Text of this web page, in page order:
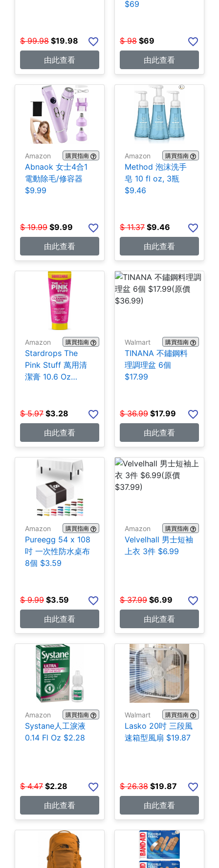
$ 99.98 $19.98
由此查看
$69
$ 98 $69
由此查看
Amazon 購買指南
Abnaok 女士4合1
電動除毛/修容器
$9.99
$ 19.99 $9.99
由此查看
Amazon 購買指南
Method 泡沫洗手
皂 10 fl oz, 3瓶
$9.46
$ 11.37 $9.46
由此查看
Amazon 購買指南
Stardrops The
Pink Stuff 萬用清
潔膏 10.6 Oz
$ 5.97 $3.28
由此查看
Walmart 購買指南
TINANA 不鏽鋼料
理調理盆 6個
$17.99
$ 36.99 $17.99
由此查看
Amazon 購買指南
Pureegg 54 x 108
吋 一次性防水桌布
8個 $3.59
$ 9.99 $3.59
由此查看
Amazon 購買指南
Velvelhall 男士短袖
上衣 3件 $6.99
$ 37.99 $6.99
由此查看
Amazon 購買指南
Systane人工淚液
0.14 Fl Oz $2.28
$ 4.47 $2.28
由此查看
Walmart 購買指南
Lasko 20吋 三段風
速箱型風扇 $19.87
$ 26.38 $19.87
由此查看